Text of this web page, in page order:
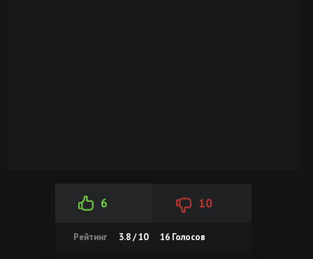
6 10
Рейтинг 3.8 / 10 16Голосов